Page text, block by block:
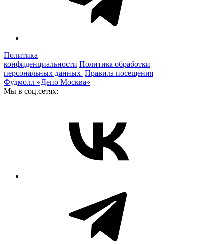
Политика
конфиденциальности Политика обработки
персональных данных Правила посещения
Фудмолл «Депо Москва»
Мы в соц.сетях: